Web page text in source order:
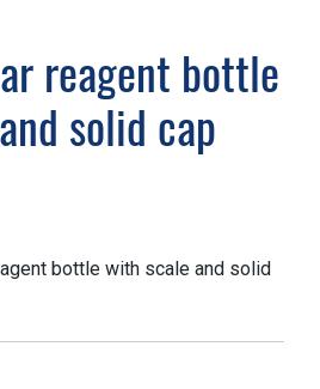
reagent bottle
solid cap
bottle with scale and solid